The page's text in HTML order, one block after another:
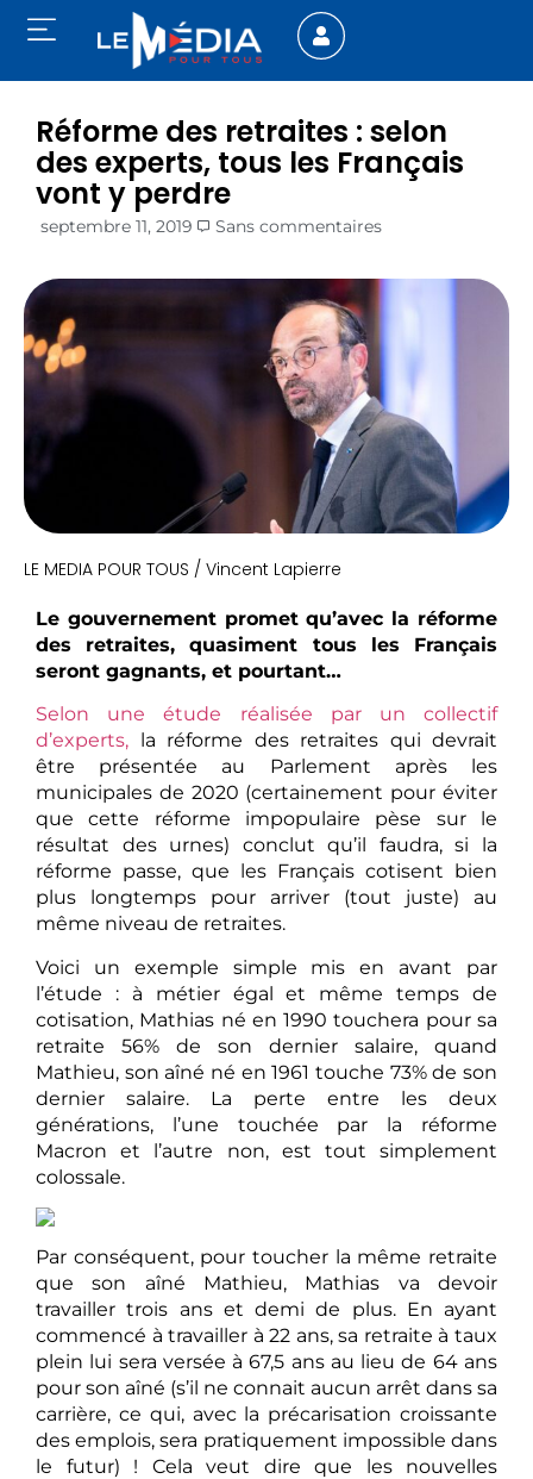
Réforme des retraites : selon
des experts, tous les Français
vont y perdre
septembre 11, 2019 Sans commentaires
LE MEDIA POUR TOUS / Vincent Lapierre
Le gouvernement promet qu’avec la réforme
des retraites, quasiment tous les Français
seront gagnants, et pourtant…
Selon une étude réalisée par un collectif
d’experts, la réforme des retraites qui devrait
être présentée au Parlement après les
municipales de 2020 (certainement pour éviter
que cette réforme impopulaire pèse sur le
résultat des urnes) conclut qu’il faudra, si la
réforme passe, que les Français cotisent bien
plus longtemps pour arriver (tout juste) au
même niveau de retraites.
Voici un exemple simple mis en avant par
l’étude : à métier égal et même temps de
cotisation, Mathias né en 1990 touchera pour sa
retraite 56% de son dernier salaire, quand
Mathieu, son aîné né en 1961 touche 73% de son
dernier salaire. La perte entre les deux
générations, l’une touchée par la réforme
Macron et l’autre non, est tout simplement
colossale.
Par conséquent, pour toucher la même retraite
que son aîné Mathieu, Mathias va devoir
travailler trois ans et demi de plus. En ayant
commencé à travailler à 22 ans, sa retraite à taux
plein lui sera versée à 67,5 ans au lieu de 64 ans
pour son aîné (s’il ne connait aucun arrêt dans sa
carrière, ce qui, avec la précarisation croissante
des emplois, sera pratiquement impossible dans
le futur) ! Cela veut dire que les nouvelles